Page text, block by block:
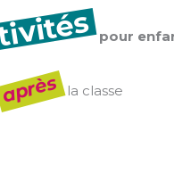
pour
après la classe